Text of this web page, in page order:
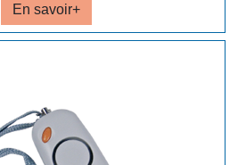
En savoir+